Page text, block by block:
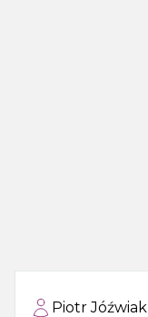
Piotr Jóźwiak